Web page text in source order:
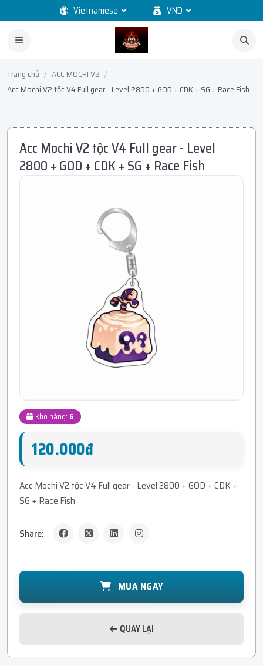
Vietnamese VND
Trang chủ
ACC MOCHI V2
Acc Mochi V2 tộc V4 Full gear - Level 2800 + GOD + CDK + SG + Race Fish
Acc Mochi V2 tộc V4 Full gear - Level
2800 + GOD + CDK + SG + Race Fish
Kho hàng: 6
120.000đ
Acc Mochi V2 tộc V4 Full gear - Level 2800 + GOD + CDK +
SG + Race Fish
Share:
MUA NGAY
QUAY LẠI